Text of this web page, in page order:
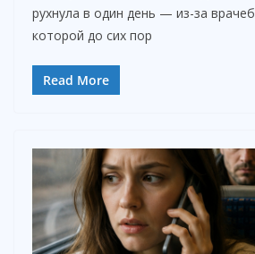
рухнула в один день — из-за
которой до сих пор
Read More